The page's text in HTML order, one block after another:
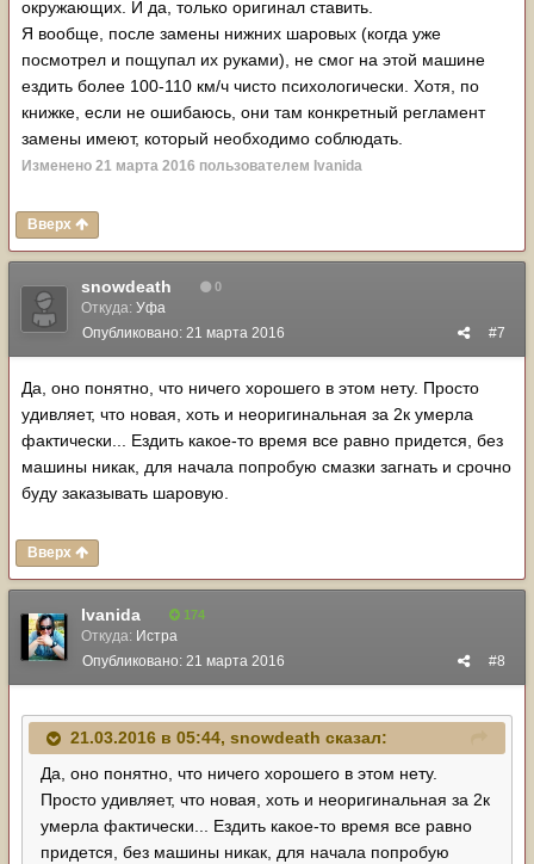
Дорого, но что делать. Родные прошли 400к, при этом
никогда не шприцевались, машина ездила только по
дорогам.
окружающих. И да, только оригинал ставить.
Я вообще, после замены нижних шаровых (когда уже
посмотрел и пощупал их руками), не смог на этой машине
ездить более 100-110 км/ч чисто психологически. Хотя, по
книжке, если не ошибаюсь, они там конкретный регламент
замены имеют, который необходимо соблюдать.
Изменено 21 марта 2016 пользователем Ivanida
Вверх
snowdeath 0
Откуда: Уфа
#7
Опубликовано: 21 марта 2016
Да, оно понятно, что ничего хорошего в этом нету. Просто
удивляет, что новая, хоть и неоригинальная за 2к умерла
фактически... Ездить какое-то время все равно придется, без
машины никак, для начала попробую смазки загнать и срочно
буду заказывать шаровую.
Вверх
Ivanida 174
Откуда: Истра
#8
Опубликовано: 21 марта 2016
21.03.2016 в 05:44, snowdeath сказал:
Да, оно понятно, что ничего хорошего в этом нету.
Просто удивляет, что новая, хоть и неоригинальная за 2к
умерла фактически... Ездить какое-то время все равно
придется, без машины никак, для начала попробую